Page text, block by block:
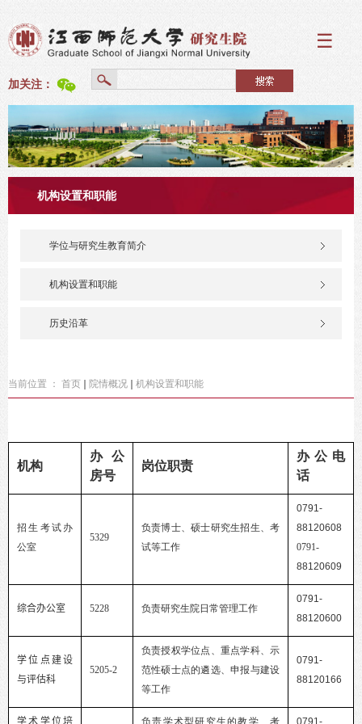
☰
加关注：
当前位置 ： 首页 院情概况 机构设置和职能
机构
办公
房号
岗位职责
办公电
话
招生考试办
公室
5329
负责博士、硕士研究生招生、考
试等工作
0791-
88120608
0791-
88120609
综合办公室 5228 负责研究生院日常管理工作
0791-
88120600
学位点建设
与评估科
5205-2
负责授权学位点、重点学科、示
范性硕士点的遴选、申报与建设
等工作
0791-
88120166
学术学位培 负责学术型研究生的教学、考 0791-
机构设置和职能
学位与研究生教育简介
机构设置和职能
历史沿革